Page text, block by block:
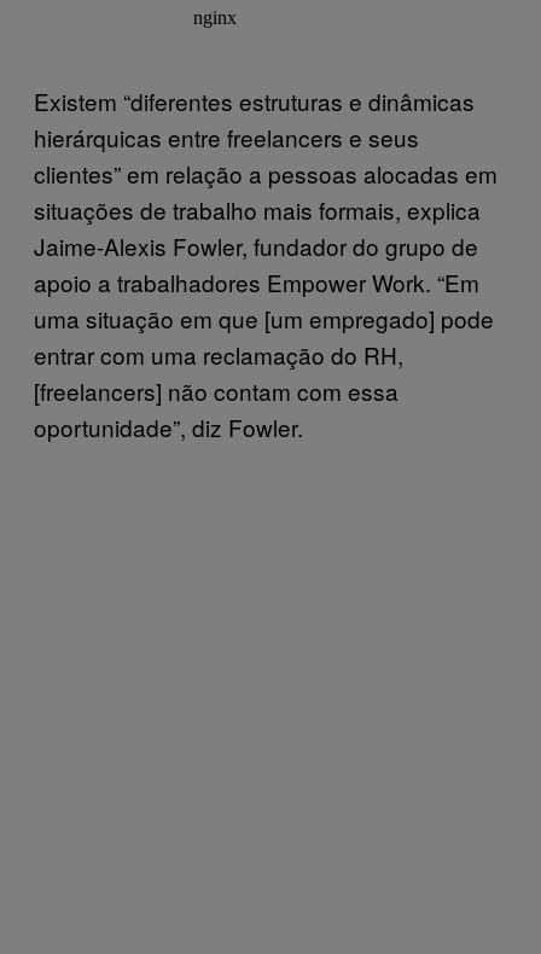
Existem “diferentes estruturas e dinâmicas
hierárquicas entre freelancers e seus
clientes” em relação a pessoas alocadas em
situações de trabalho mais formais, explica
Jaime-Alexis Fowler, fundador do grupo de
apoio a trabalhadores Empower Work. “Em
uma situação em que [um empregado] pode
entrar com uma reclamação do RH,
[freelancers] não contam com essa
oportunidade”, diz Fowler.